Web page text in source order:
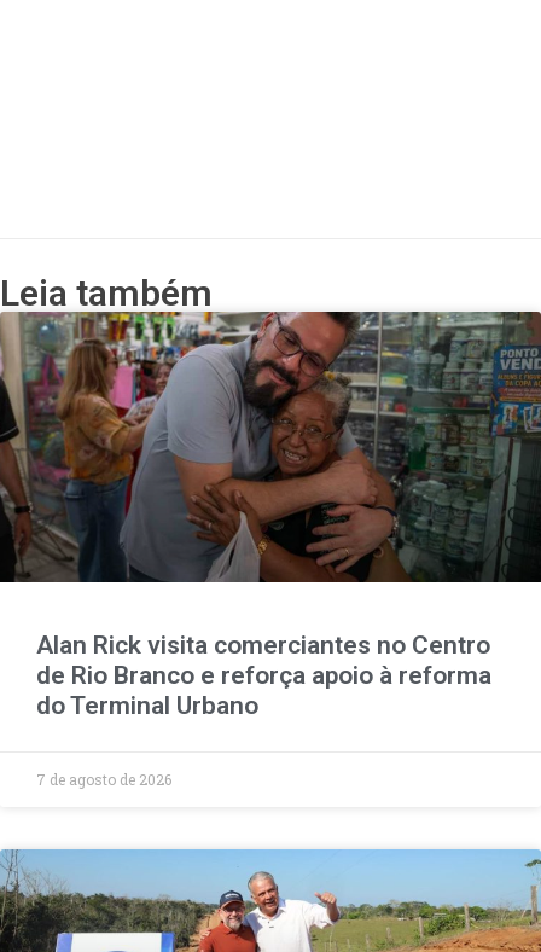
Leia também
Alan Rick visita comerciantes no Centro
de Rio Branco e reforça apoio à reforma
do Terminal Urbano
7 de agosto de 2026